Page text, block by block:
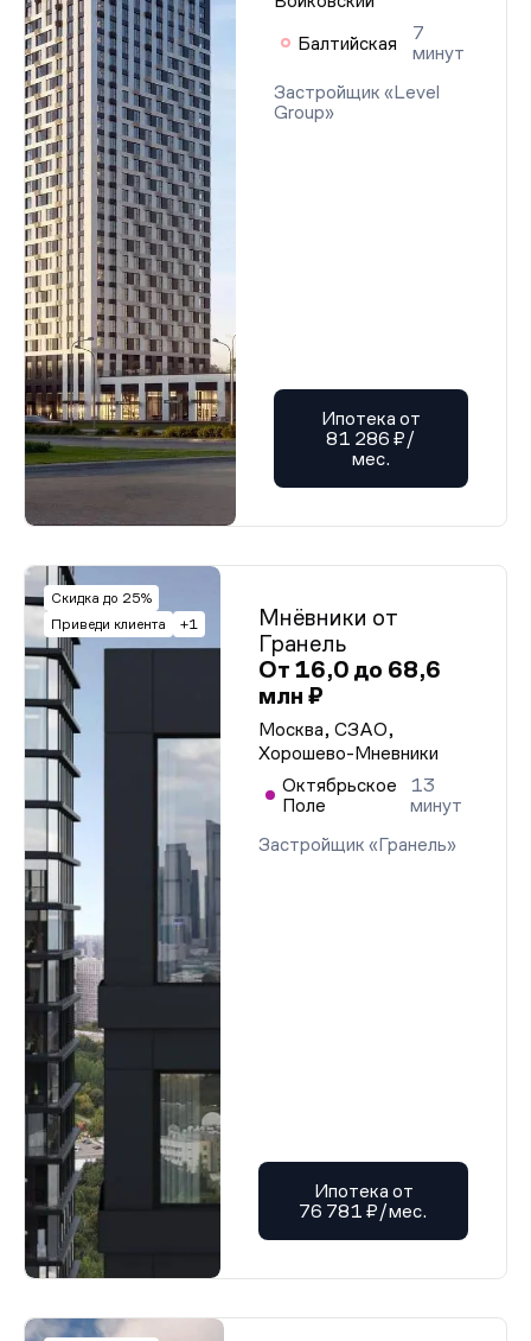
Балтийская
7
минут
Застройщик «Level
Group»
Ипотека от
81 286 ₽/
мес.
Скидка до 25%
Приведи клиента
+1
Мнёвники от
Гранель
От 16,0 до 68,6
млн ₽
Москва, СЗАО,
Хорошево-Мневники
Октябрьское
Поле
13
минут
Застройщик «Гранель»
Ипотека от
76 781 ₽/мес.